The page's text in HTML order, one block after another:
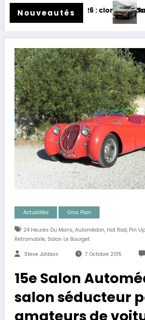
Nouveautés
de Scenic !
Toyota BZ4X Touring :
Actualités Gros Plan
24 Heures Du Mans, Automédon, Hot Rod, Pin
Retromobile, Salon Le Bourget
Steve Jolibois 7 Octobre 2015
15e Salon
salon séducteur